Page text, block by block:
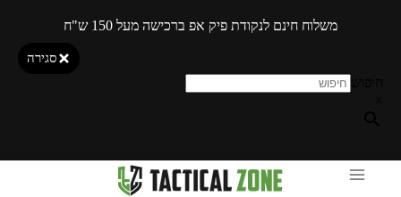
משלוח חינם לנקודת פיק אפ ברכישה מעל 150 ש"ח
סגירה